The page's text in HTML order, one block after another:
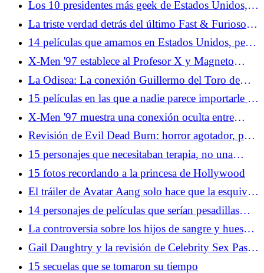
Los 10 presidentes más geek de Estados Unidos,
hasta donde sabemos
La triste verdad detrás del último Fast & Furioso
11 Actualización
14 películas que amamos en Estados Unidos, pero
en ningún otro lugar
X-Men '97 establece al Profesor X y Magneto
como el mayor romance de superhéroes
La Odisea: La conexión Guillermo del Toro de
Christopher Nolan promete una aventura más
complicada
15 películas en las que a nadie parece importarle el
daño a la propiedad
X-Men '97 muestra una conexión oculta entre
Wolverine y el Capitán América
Revisión de Evil Dead Burn: horror agotador, pero
no en el buen sentido
15 personajes que necesitaban terapia, no una
aventura
15 fotos recordando a la princesa de Hollywood
El tráiler de Avatar Aang solo hace que la esquiva
teatral de Paramount sea aún más frustrante
14 personajes de películas que serían pesadillas
para recursos humanos
La controversia sobre los hijos de sangre y huesos
revela los peligros de la adaptación
Gail Daughtry y la revisión de Celebrity Sex Pass:
buena y saludable inmundicia de Hollywood
15 secuelas que se tomaron su tiempo